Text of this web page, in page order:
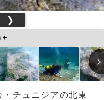
❯
+
・チュニジアの北東